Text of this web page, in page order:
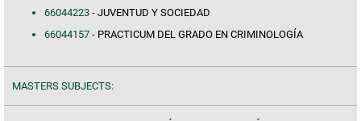
66044223 - JUVENTUD Y SOCIEDAD
66044157 - PRACTICUM DEL GRADO EN CRIMINOLOGÍA
MASTERS SUBJECTS: